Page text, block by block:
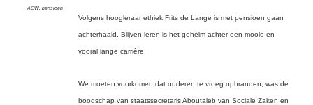
AOW, pensioen
Volgens hoogleraar ethiek Frits de Lange is met pensioen gaan
achterhaald. Blijven leren is het geheim achter een mooie en
vooral lange carrière.
We moeten voorkomen dat ouderen te vroeg opbranden, was de
boodschap van staatssecretaris Aboutaleb van Sociale Zaken en